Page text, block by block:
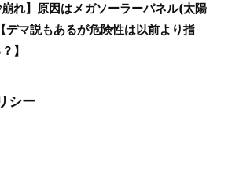
崩れ】原因はメガソーラーパネル(太陽
デマ説もあるが危険性は以前より指
】
シー